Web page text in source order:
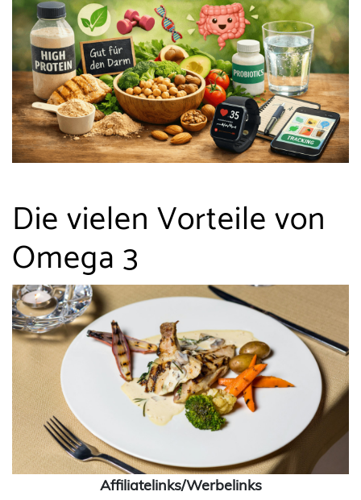
Die vielen Vorteile von
Omega 3
Affiliatelinks/Werbelinks